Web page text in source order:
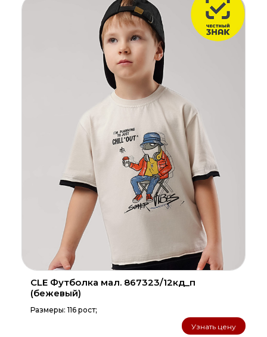
CLE Футболка мал. 867323/12кд_п
(бежевый)
Размеры: 116 рост;
Узнать цену